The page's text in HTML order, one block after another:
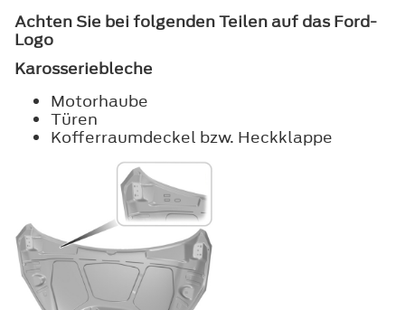
Achten Sie bei folgenden Teilen auf das Ford-
Logo
Karosseriebleche
Motorhaube
Türen
Kofferraumdeckel bzw. Heckklappe